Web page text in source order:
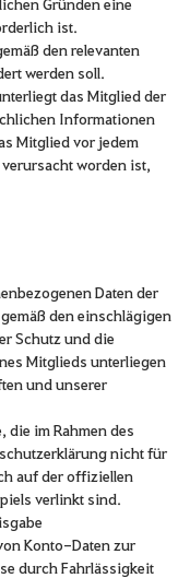
ist.
den relevanten
werden soll.
das Mitglied der
Informationen
Mitglied vor jedem
worden ist,
Daten der
den einschlägigen
Schutz und die
Mitglieds unterliegen
und unserer
im Rahmen des
nicht für
auf der offiziellen
verlinkt sind.
Konto-Daten zur
durch Fahrlässigkeit